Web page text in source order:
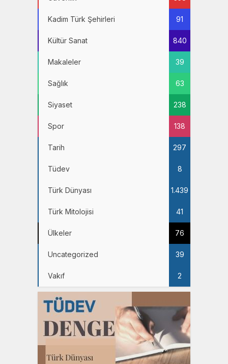
Kadim Türk Şehirleri 91
Kültür Sanat 840
Makaleler 39
Sağlık 63
Siyaset 238
Spor 138
Tarih 297
Tüdev 8
Türk Dünyası 1.439
Türk Mitolojisi 41
Ülkeler 76
Uncategorized 39
Vakıf 2